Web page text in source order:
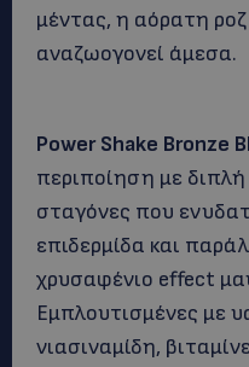
μέντας, η αόρατη
αναζωογονεί άμεσα.
Power Shake Bronze
περιποίηση με
σταγόνες που
επιδερμίδα και
χρυσαφένιο effect
Εμπλουτισμένες με
νιασιναμίδη,